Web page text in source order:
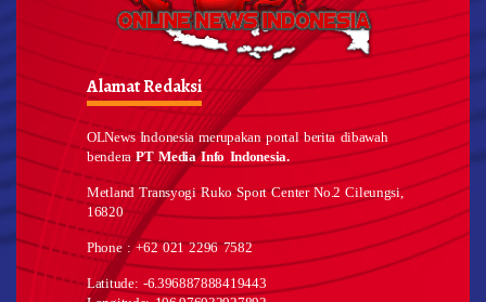
Alamat Redaksi
OLNews Indonesia merupakan portal berita dibawah
benderaPT Media Info Indonesia.
Metland Transyogi Ruko Sport Center No.2 Cileungsi,
16820
Phone : +62 021 2296 7582
Latitude: -6.396887888419443